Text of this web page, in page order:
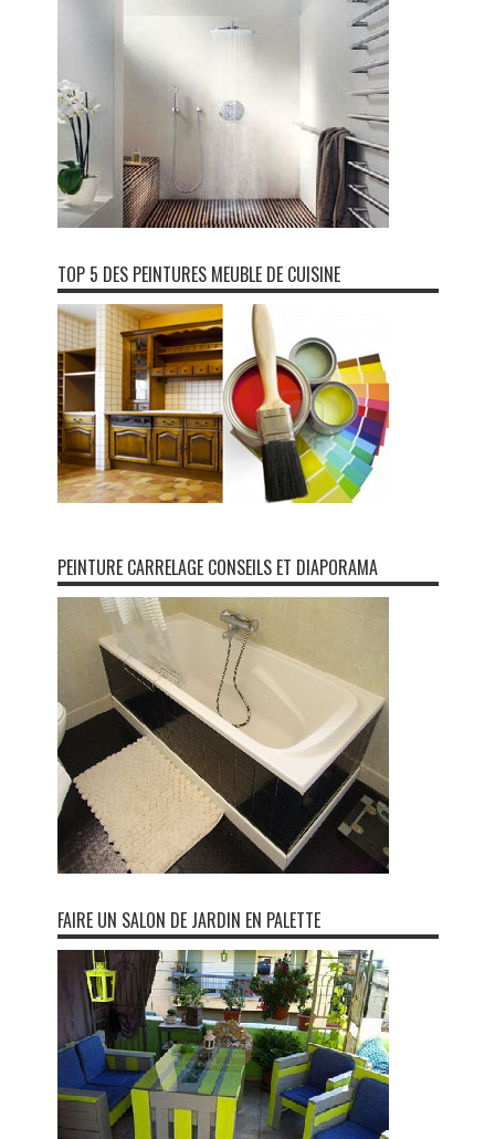
TOP 5 DES PEINTURES MEUBLE DE CUISINE
PEINTURE CARRELAGE CONSEILS ET DIAPORAMA
FAIRE UN SALON DE JARDIN EN PALETTE